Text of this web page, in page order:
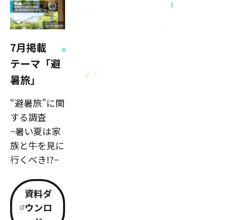
7月掲載
テーマ「避
暑旅」
“避暑旅”に関
する調査
−暑い夏は家
族と牛を見に
行くべき!?−
資料ダ
ウンロ